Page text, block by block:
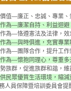
值—廉正、忠誠、專業、
為—廉潔自持、利益迴避
為—恪遵憲法及法律，
為—與時俱進，充實專業
為—團隊合作，提升工
為—懷抱同理心，尊重多
族群，促進族群和諧，維
民眾優質生活環境，縮
員保障暨培訓委員會提